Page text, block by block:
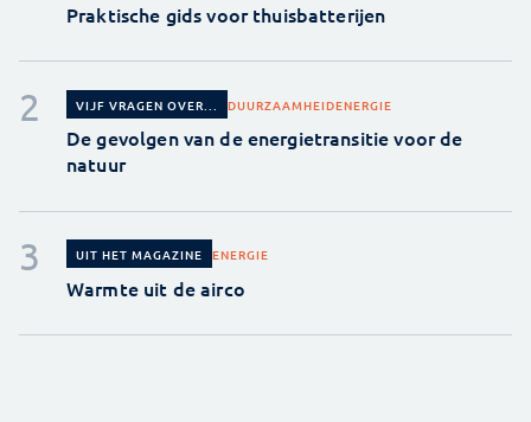
Praktische gids voor thuisbatterijen
VIJF VRAGEN OVER... DUURZAAMHEIDENERGIE
De gevolgen van de energietransitie voor de
natuur
UIT HET MAGAZINE ENERGIE
Warmte uit de airco